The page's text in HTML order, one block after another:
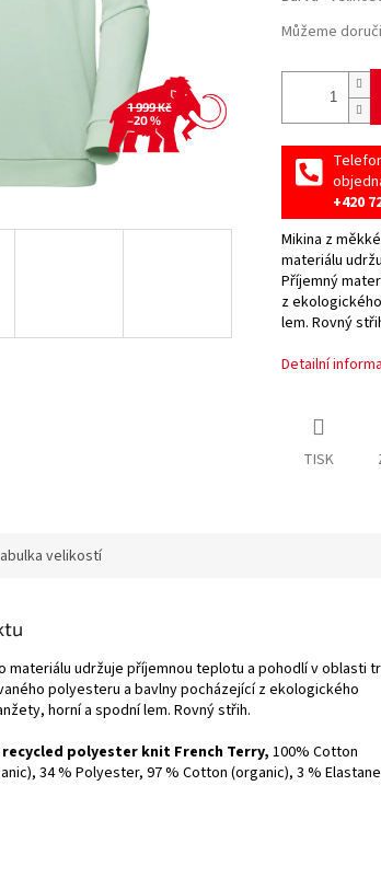
1 999 Kč
–20 %
Můžeme
+420
Mikina z
materiálu
Příjemný
z
lem. Rovný
Detailní
TISK
velikostí
materiálu udržuje příjemnou teplotu a pohodlí v oblasti
polyesteru a bavlny pocházející z ekologického
horní a spodní lem. Rovný střih.
polyester knit French Terry, 100% Cotton
34 % Polyester, 97 % Cotton (organic), 3 %